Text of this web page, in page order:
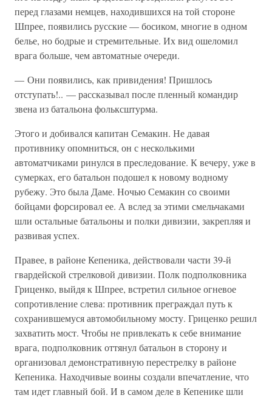
перед глазами немцев, находившихся на той стороне
Шпрее, появились русские — босиком, многие в одном
белье, но бодрые и стремительные. Их вид ошеломил
врага больше, чем автоматные очереди.
— Они появились, как привидения! Пришлось
отступать!.. — рассказывал после пленный командир
звена из батальона фольксштурма.
Этого и добивался капитан Семакин. Не давая
противнику опомниться, он с несколькими
автоматчиками ринулся в преследование. К вечеру, уже в
сумерках, его батальон подошел к новому водному
рубежу. Это была Даме. Ночью Семакин со своими
бойцами форсировал ее. А вслед за этими смельчаками
шли остальные батальоны и полки дивизии, закрепляя и
развивая успех.
Правее, в районе Кепеника, действовали части 39-й
гвардейской стрелковой дивизии. Полк подполковника
Гриценко, выйдя к Шпрее, встретил сильное огневое
сопротивление слева: противник преграждал путь к
сохранившемуся автомобильному мосту. Гриценко решил
захватить мост. Чтобы не привлекать к себе внимание
врага, подполковник оттянул батальон в сторону и
организовал демонстративную перестрелку в районе
Кепеника. Находчивые воины создали впечатление, что
там идет главный бой. И в самом деле в Кепенике шли